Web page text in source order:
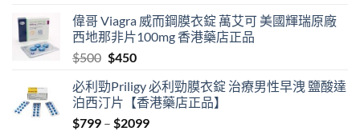
$489
through
偉哥 Viagra 威而鋼膜衣錠 萬艾可 美國輝瑞原廠
西地那非片100mg 香港藥店正品
$500 Original
was:
$500.
$450Current
is:
$450.
必利勁Priligy 必利勁膜衣錠 治療男性早洩 鹽酸達
泊西汀片【香港藥店正品】
$799 – $2099Price